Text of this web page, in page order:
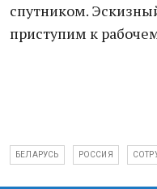
спутником.
приступим к
БЕЛАРУСЬ РОССИЯ